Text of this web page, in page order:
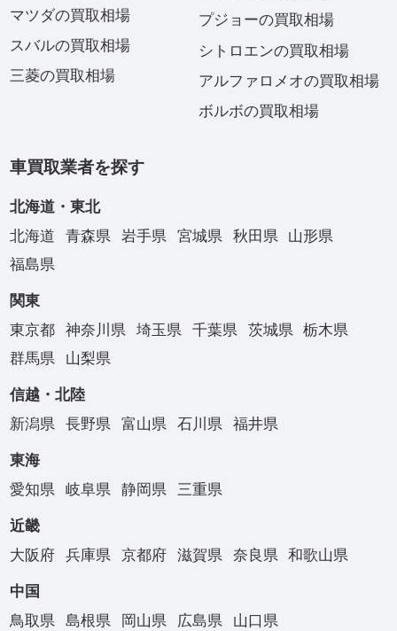
マツダの買取相場
スバルの買取相場
三菱の買取相場
プジョーの買取相場
シトロエンの買取相場
アルファロメオの買取相場
ボルボの買取相場
車買取業者を探す
北海道・東北
北海道
青森県 岩手県 宮城県 秋田県
山形県
福島県
関東
東京都
神奈川県 埼玉県 千葉県 茨城県
栃木県
群馬県
山梨県
信越・北陸
新潟県
長野県 富山県 石川県 福井県
東海
愛知県
岐阜県 静岡県 三重県
近畿
大阪府
兵庫県 京都府 滋賀県 奈良県 和歌山県
中国
鳥取県
島根県 岡山県 広島県 山口県